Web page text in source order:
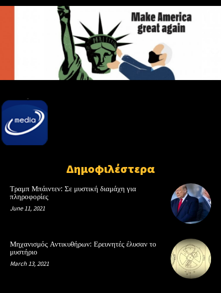
Δημοφιλέστερα
Τραμπ Μπάιντεν: Σε μυστική διαμάχη για
πληροφορίες
June 11, 2021
Μηχανισμός Αντικυθήρων: Ερευνητές έλυσαν το
μυστήριο
March 13, 2021